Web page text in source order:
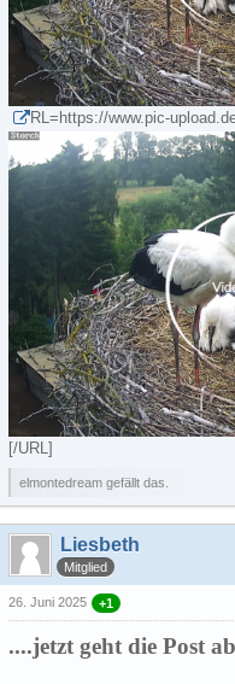
RL=https://www.pic-
[/URL]
elmontedream gefällt das.
Liesbeth
Mitglied
26. Juni 2025 +1
....jetzt geht die Post